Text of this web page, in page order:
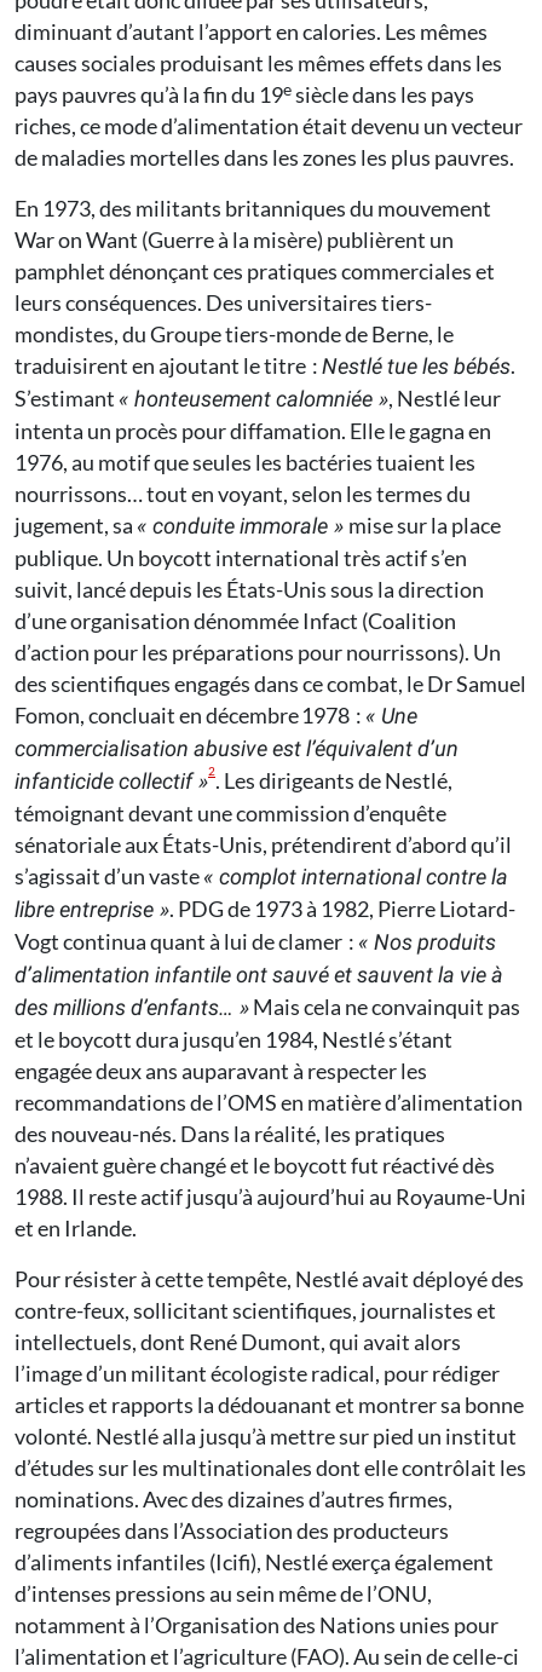
diminuant d’autant l’apport en calories. Les mêmes
causes sociales produisant les mêmes effets dans les
pays pauvres qu’à la fin du 19esiècle dans les pays
riches, ce mode d’alimentation était devenu un vecteur
de maladies mortelles dans les zones les plus pauvres.
En 1973, des militants britanniques du mouvement
War on Want (Guerre à la misère) publièrent un
pamphlet dénonçant ces pratiques commerciales et
leurs conséquences. Des universitaires tiers-
mondistes, du Groupe tiers-monde de Berne, le
traduisirent en ajoutant le titre :Nestlé tue les bébés.
S’estimant « honteusement calomniée », Nestlé leur
intenta un procès pour diffamation. Elle le gagna en
1976, au motif que seules les bactéries tuaient les
nourrissons… tout en voyant, selon les termes du
jugement, sa « conduite immorale » mise sur la place
publique. Un boycott international très actif s’en
suivit, lancé depuis les États-Unis sous la direction
d’une organisation dénommée Infact (Coalition
d’action pour les préparations pour nourrissons). Un
des scientifiques engagés dans ce combat, le Dr Samuel
Fomon, concluait en décembre 1978 : « Une
commercialisation abusive est l’équivalent d’un
infanticide collectif »2. Les dirigeants de Nestlé,
témoignant devant une commission d’enquête
sénatoriale aux États-Unis, prétendirent d’abord qu’il
s’agissait d’un vaste« complot international contre la
libre entreprise ». PDG de 1973 à 1982, Pierre Liotard-
Vogt continua quant à lui de clamer : « Nos produits
d’alimentation infantile ont sauvé et sauvent la vie à
des millions d’enfants… »Mais cela ne convainquit pas
et le boycott dura jusqu’en 1984, Nestlé s’étant
engagée deux ans auparavant à respecter les
recommandations de l’OMS en matière d’alimentation
des nouveau-nés. Dans la réalité, les pratiques
n’avaient guère changé et le boycott fut réactivé dès
1988. Il reste actif jusqu’à aujourd’hui au Royaume-Uni
et en Irlande.
Pour résister à cette tempête, Nestlé avait déployé des
contre-feux, sollicitant scientifiques, journalistes et
intellectuels, dont René Dumont, qui avait alors
l’image d’un militant écologiste radical, pour rédiger
articles et rapports la dédouanant et montrer sa bonne
volonté. Nestlé alla jusqu’à mettre sur pied un institut
d’études sur les multinationales dont elle contrôlait les
nominations. Avec des dizaines d’autres firmes,
regroupées dans l’Association des producteurs
d’aliments infantiles (Icifi), Nestlé exerça également
d’intenses pressions au sein même de l’ONU,
notamment à l’Organisation des Nations unies pour
l’alimentation et l’agriculture (FAO). Au sein de celle-ci